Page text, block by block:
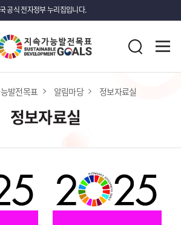
공식 전자정부 누리집입니다.
검
발전목표 알림마당 정보자료실
정보자료실